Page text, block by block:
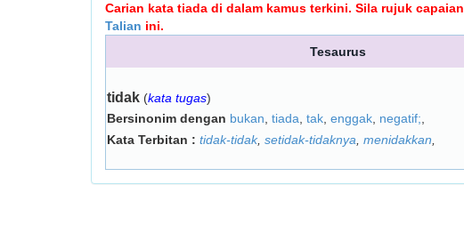
Carian kata tiada di dalam kamus terkini. Sila rujuk capaian
Talian ini.
Tesaurus
tidak (kata tugas)
Bersinonim dengan bukan tiada tak enggak negatif;
Kata Terbitan : tidak-tidak, setidak-tidaknya menidakkan